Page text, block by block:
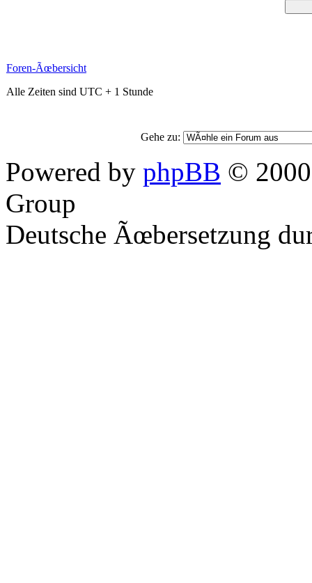
Foren-Ãœbersicht
Alle Zeiten sind UTC + 1 Stunde
Gehe zu:
Powered by phpBB ©
Group
Deutsche Ãœbersetzung